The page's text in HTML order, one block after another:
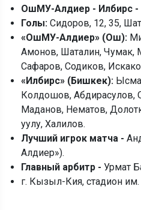
ОшМУ-Алдиер - Илбирс -
Голы: Сидоров, 12, 35,
«ОшМУ-Алдиер» (Ош):
Амонов, Шаталин, Чумак,
Сафаров, Содиков,
«Илбирс» (Бишкек):
Колдошов, Абдирасулов,
Маданов, Нематов,
уулу, Халилов.
Лучший игрок матча -
Алдиер»).
Главный арбитр - Урмат
г. Кызыл-Кия, стадион им.